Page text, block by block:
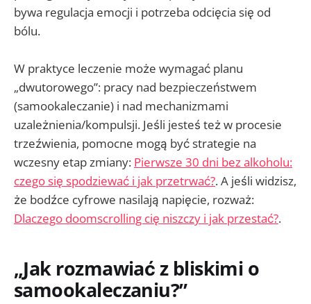
bywa regulacja emocji i potrzeba odcięcia się od
bólu.
W praktyce leczenie może wymagać planu
„dwutorowego”: pracy nad bezpieczeństwem
(samookaleczanie) i nad mechanizmami
uzależnienia/kompulsji. Jeśli jesteś też w procesie
trzeźwienia, pomocne mogą być strategie na
wczesny etap zmiany: Pierwsze 30 dni bez alkoholu:
czego się spodziewać i jak przetrwać?. A jeśli widzisz,
że bodźce cyfrowe nasilają napięcie, rozważ:
Dlaczego doomscrolling cię niszczy i jak przestać?.
„Jak rozmawiać z bliskimi o
samookaleczaniu?”